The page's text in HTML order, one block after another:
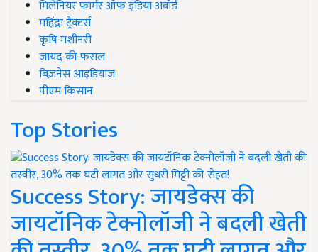
मिलेनियर फार्मर ऑफ इंडिया अवॉर्ड
महिंद्रा ट्रैक्टर्स
कृषि मशीनरी
जायद की फसल
बिज़नेस आइडियाज
पीएम किसान
Top Stories
Success Story: जायडेक्स की
जायटॉनिक टेक्नोलॉजी ने बदली खेती